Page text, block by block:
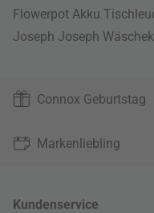
Flowerpot Akku
Joseph Joseph
Connox Geburtstag
Markenliebling
Kundenservice